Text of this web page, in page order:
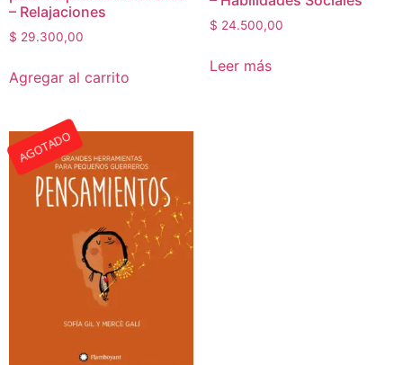
– Relajaciones
$ 29.300,00
Agregar al carrito
$ 24.500,00
Leer más
AGOTADO